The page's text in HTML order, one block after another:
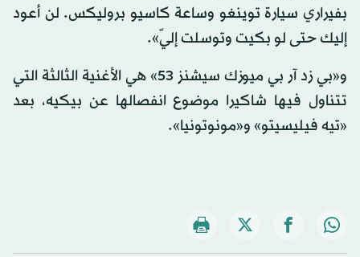
بفيراري سيارة توينغو وساعة كاسيو بروليكس. لن أعود
إليك حتى لو بكيت وتوسلت إليّ».
و«بي زد آر بي ميوزك سيشنز 53» هي الأغنية الثالثة التي
تتناول فيها شاكيرا موضوع انفصالها عن بيكيه، بعد
«تيه فيليسيتو» و«مونوتونيا».